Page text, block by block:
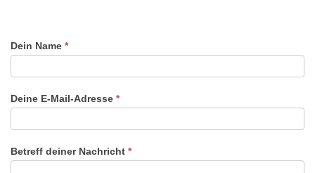
Dein Name *
Deine E-Mail-Adresse *
Betreff deiner Nachricht *